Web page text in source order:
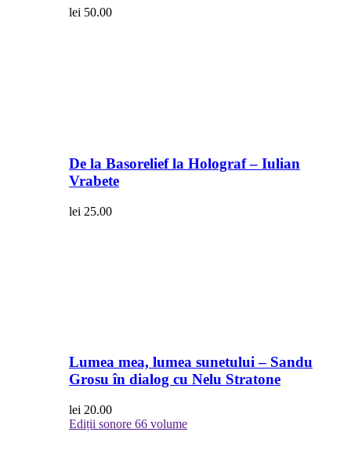
lei 50.00
De la Basorelief la Holograf – Iulian
Vrabete
lei 25.00
Lumea mea, lumea sunetului – Sandu
Grosu în dialog cu Nelu Stratone
lei 20.00
Ediții sonore 66 volume